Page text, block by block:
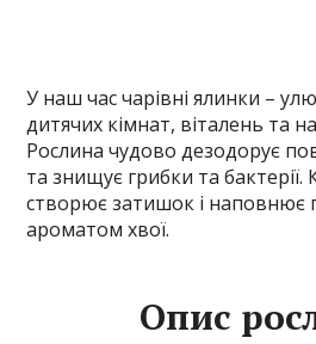
У наш час чарівні ялинки –
дитячих кімнат, віталень та
Рослина чудово дезодорує
та знищує грибки та
створює затишок і наповнює
ароматом хвої.
Опис